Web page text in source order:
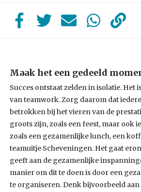
Maak het een gedeeld
Succes ontstaat zelden in isolatie. Het
van teamwork. Zorg daarom dat
betrokken bij het vieren van de
groots zijn, zoals een feest, maar ook
zoals een gezamenlijke lunch, een
teamuitje Scheveningen. Het gaat
geeft aan de gezamenlijke
manier om dit te doen is door een
te organiseren. Denk bijvoorbeeld aan